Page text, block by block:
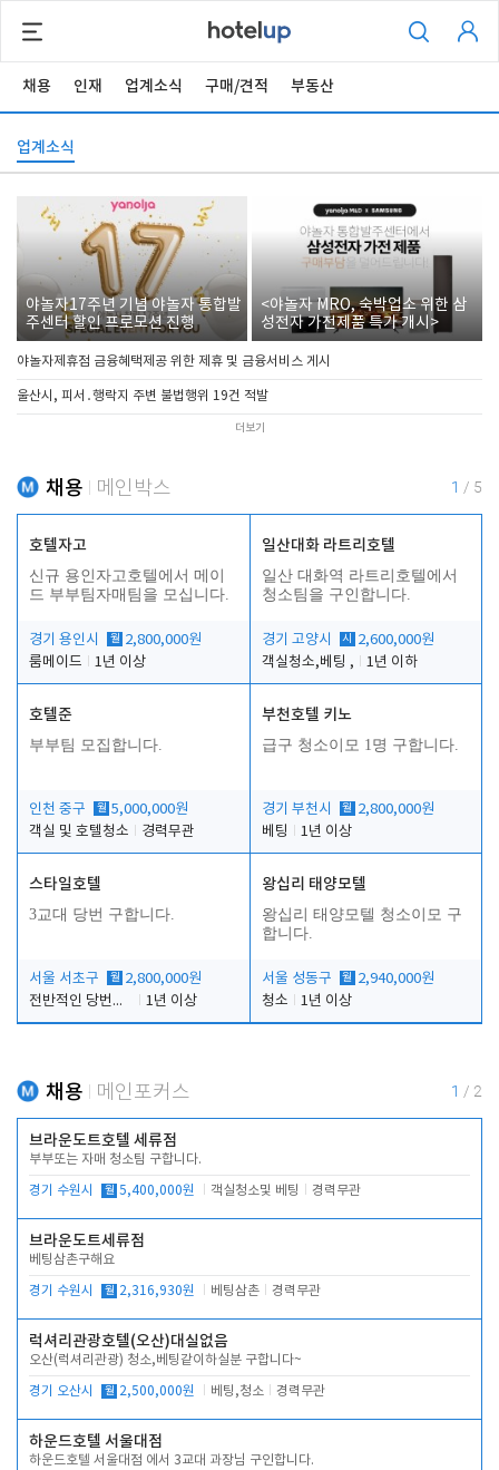
채용 인재 업계소식 구매/견적 부동산
업계소식
야놀자17주년 기념 야놀자 통합발
주센터 할인 프로모션 진행
<야놀자 MRO, 숙박업소 위한 삼
성전자 가전제품 특가 개시>
야놀자제휴점 금융혜택제공 위한 제휴 및 금융서비스 게시
울산시, 피서․행락지 주변 불법행위 19건 적발
더보기
채용 메인박스 1 / 5
호텔자고
신규 용인자고호텔에서 메이
드 부부팀자매팀을 모십니다.
경기 용인시 월 2,800,000원
룸메이드
1년 이상
일산대화 라트리호텔
일산 대화역 라트리호텔에서
청소팀을 구인합니다.
경기 고양시 시
2,600,000원
객실청소,베팅 ,
1년 이하
호텔준
부부팀 모집합니다.
인천 중구 월 5,000,000원
객실 및 호텔청소
경력무관
부천호텔 키노
급구 청소이모 1명 구합니다.
경기 부천시 월 2,800,000원
베팅
1년 이상
스타일호텔
3교대 당번 구합니다.
서울 서초구 월 2,800,000원
전반적인 당번업무
1년 이상
왕십리 태양모텔
왕십리 태양모텔 청소이모 구
합니다.
서울 성동구 월 2,940,000원
청소
1년 이상
채용 메인포커스 1 / 2
브라운도트호텔 세류점
부부또는 자매 청소팀 구합니다.
경기 수원시 월 5,400,000원 객실청소및 베팅 경력무관
브라운도트세류점
베팅삼촌구해요
경기 수원시 월 2,316,930원 베팅삼촌 경력무관
럭셔리관광호텔(오산)대실없음
오산(럭셔리관광) 청소,베팅같이하실분 구합니다~
경기 오산시 월 2,500,000원 베팅,청소 경력무관
하운드호텔 서울대점
하운드호텔 서울대점 에서 3교대 과장님 구인합니다.